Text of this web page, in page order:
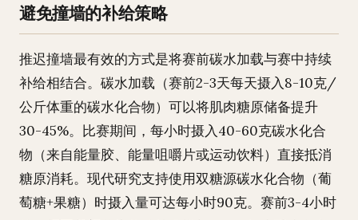
避免撞墙的补给策略
推迟撞墙最有效的方式是将赛前碳水加载与赛中持续
补给相结合。碳水加载（赛前2-3天每天摄入8-10克/
公斤体重的碳水化合物）可以将肌肉糖原储备提升
30-45%。比赛期间，每小时摄入40-60克碳水化合
物（来自能量胶、能量咀嚼片或运动饮料）直接抵消
糖原消耗。现代研究支持使用双糖源碳水化合物（葡
萄糖+果糖）时摄入量可达每小时90克。赛前3-4小时